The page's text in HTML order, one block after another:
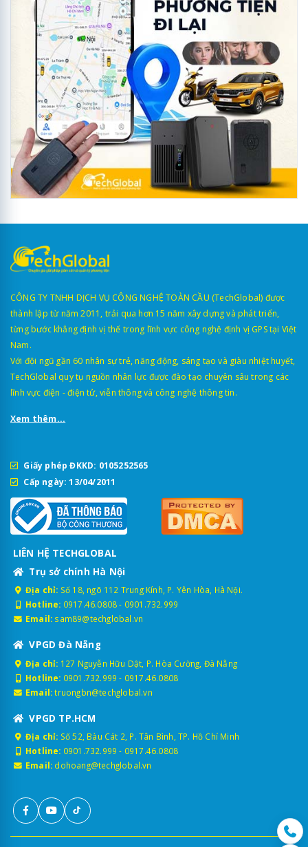
CÔNG TY TNHH DỊCH VỤ CÔNG NGHỆ TOÀN CẦU (TechGlobal) được
thành lập từ năm 2011, trải qua hơn 15 năm xây dựng và phát triển,
từng bước khẳng định vị thế trong lĩnh vực công nghệ định vị GPS tại Việt
Nam.
Với đội ngũ gần 60 nhân sự trẻ, năng động, sáng tạo và giàu nhiệt huyết,
TechGlobal quy tụ nguồn nhân lực được đào tạo chuyên sâu trong các
lĩnh vực điện - điện tử, viễn thông và công nghệ thông tin.
Xem thêm...
Giấy phép ĐKKD: 0105252565
Cấp ngày: 13/04/2011
LIÊN HỆ TECHGLOBAL
Trụ sở chính Hà Nội
Địa chỉ: Số 18, ngõ 112 Trung Kính, P. Yên Hòa, Hà Nội.
Hotline: 0917.46.0808- 0901.732.999
Email: sam89@techglobal.vn
VPGD Đà Nẵng
Địa chỉ: 127 Nguyễn Hữu Dật, P. Hòa Cường, Đà Nẵng
Hotline: 0901.732.999 - 0917.46.0808
Email: truongbn@techglobal.vn
VPGD TP.HCM
Địa chỉ: Số 52, Bàu Cát 2, P. Tân Bình, TP. Hồ Chí Minh
Hotline: 0901.732.999 - 0917.46.0808
Email: dohoang@techglobal.vn